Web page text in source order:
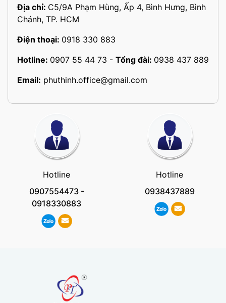
Địa chỉ: C5/9A Phạm Hùng, Ấp 4, Bình Hưng, Bình
Chánh, TP. HCM
Điện thoại: 0918 330 883
Hotline: 0907 55 44 73 - Tổng đài: 0938 437 889
Email: phuthinh.office@gmail.com
Hotline
0907554473-
0918330883
Hotline
0938437889